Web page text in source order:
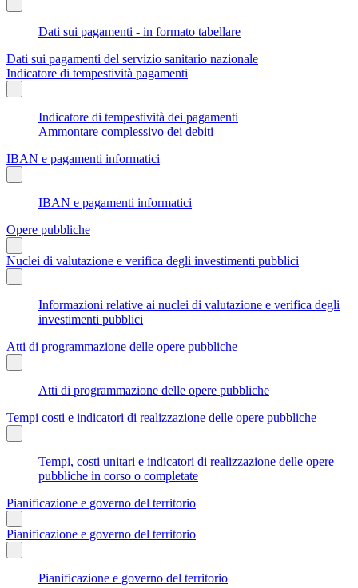
Dati sui pagamenti - in formato tabellare
Dati sui pagamenti del servizio sanitario nazionale
Indicatore di tempestività pagamenti
Indicatore di tempestività dei pagamenti
Ammontare complessivo dei debiti
IBAN e pagamenti informatici
IBAN e pagamenti informatici
Opere pubbliche
Nuclei di valutazione e verifica degli investimenti pubblici
Informazioni relative ai nuclei di valutazione e verifica degli
investimenti pubblici
Atti di programmazione delle opere pubbliche
Atti di programmazione delle opere pubbliche
Tempi costi e indicatori di realizzazione delle opere pubbliche
Tempi, costi unitari e indicatori di realizzazione delle opere
pubbliche in corso o completate
Pianificazione e governo del territorio
Pianificazione e governo del territorio
Pianificazione e governo del territorio